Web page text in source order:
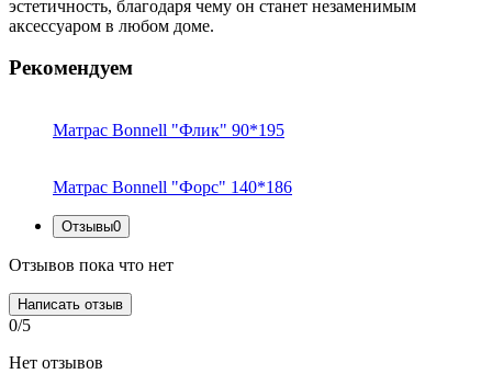
эстетичность, благодаря чему он станет незаменимым
аксессуаром в любом доме.
Рекомендуем
Матрас Bonnell "Флик" 90*195
Матрас Bonnell "Форс" 140*186
Отзывы0
Отзывов пока что нет
Написать отзыв
0/5
Нет отзывов